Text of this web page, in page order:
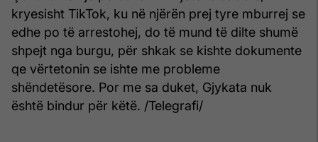
kryesisht TikTok, ku në njërën prej tyre mburrej se
edhe po të arrestohej, do të mund të dilte shumë
shpejt nga burgu, për shkak se kishte dokumente
qe vërtetonin se ishte me probleme
shëndetësore. Por me sa duket, Gjykata nuk
është bindur për këtë. /Telegrafi/